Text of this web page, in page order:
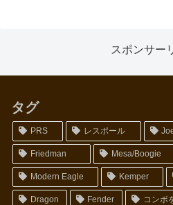
スポンサー
タグ
PRS レスポール
Friedman Mesa/Boogie
Modern Eagle Kemper
Dragon Fender コンボ